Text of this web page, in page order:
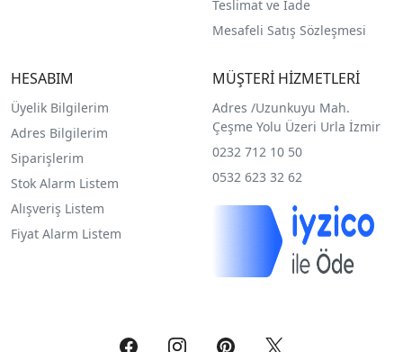
Teslimat ve İade
Mesafeli Satış Sözleşmesi
HESABIM
Üyelik Bilgilerim
Adres Bilgilerim
Siparişlerim
Stok Alarm Listem
Alışveriş Listem
Fiyat Alarm Listem
MÜŞTERİ HİZMETLERİ
Adres /Uzunkuyu Mah.
Çeşme Yolu Üzeri Urla İzmir
0232 712 10 50
0532 623 32 62